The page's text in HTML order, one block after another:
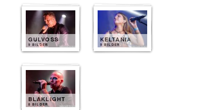
GULVOSS
9 BILDER
KELTANIA
9 BILDER
BLAKLIGHT
8 BILDER